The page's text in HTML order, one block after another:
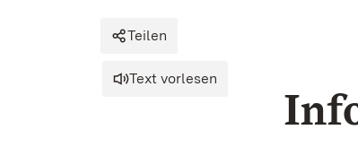
Teilen
Text vorlesen